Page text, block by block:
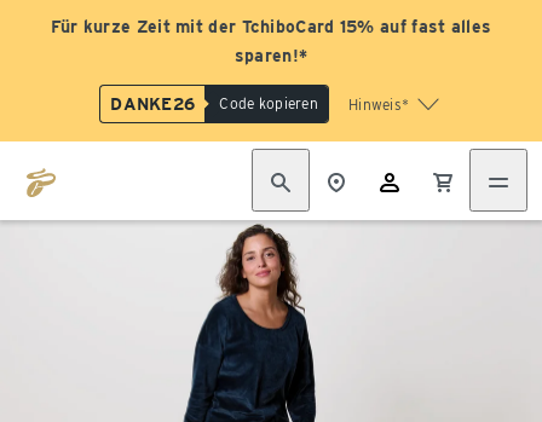
Für kurze Zeit mit der TchiboCard 15% auf fast alles
sparen!*
DANKE26 Code kopieren Hinweis*